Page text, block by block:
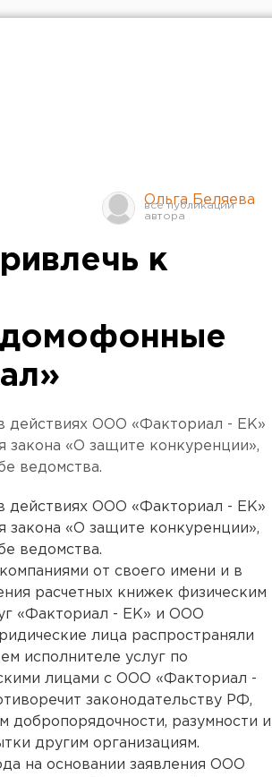
Ольга Беляева
к
домофонные
действиях ООО «Факториал - ЕК»
«О защите конкуренции»,
ведомства.
действиях ООО «Факториал - ЕК»
«О защите конкуренции»,
ведомства.
от своего имени и в
расчетных книжек физическим
«Факториал - ЕК» и ООО
лица распространяли
исполнителе услуг по
лицами с ООО «Факториал -
законодательству РФ,
добропорядочности, разумности и
другим организациям.
на основании заявления ООО